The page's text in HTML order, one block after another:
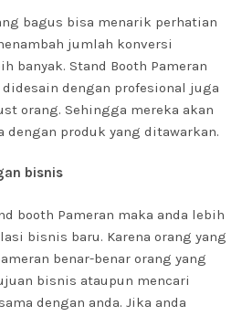
bagus bisa menarik perhatian
jumlah konversi
banyak. Stand Booth Pameran
dengan profesional juga
orang. Sehingga mereka akan
dengan produk yang ditawarkan.
bisnis
booth Pameran maka anda lebih
bisnis baru. Karena orang yang
benar-benar orang yang
bisnis ataupun mencari
dengan anda. Jika anda